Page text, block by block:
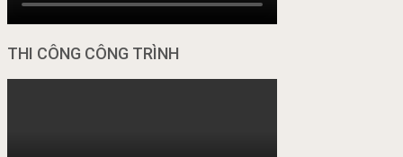
THI CÔNG CÔNG TRÌNH